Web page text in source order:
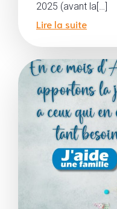
2025 (avant la[…]
Lire la suite